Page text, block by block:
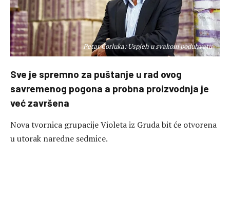
Petar Ćorluka: Uspjeh u svakom poduhvatu
Sve je spremno za puštanje u rad ovog
savremenog pogona a probna proizvodnja je
već završena
Nova tvornica grupacije Violeta iz Gruda bit će otvorena
u utorak naredne sedmice.